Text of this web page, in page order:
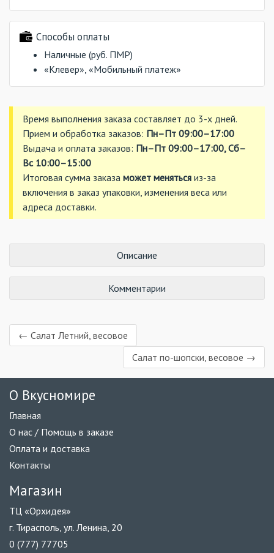
Способы оплаты
Наличные (руб. ПМР)
«Клевер», «Мобильный платеж»
Время выполнения заказа составляет до 3-х дней.
Прием и обработка заказов: Пн–Пт 09:00–17:00
Выдача и оплата заказов: Пн–Пт 09:00–17:00, Сб–
Вс 10:00–15:00
Итоговая сумма заказа может меняться из-за
включения в заказ упаковки, изменения веса или
адреса доставки.
Описание
Комментарии
← Салат Летний, весовое
Салат по-шопски, весовое →
О Вкусномире
Главная
О нас / Помощь в заказе
Оплата и доставка
Контакты
Магазин
ТЦ «Орхидея»
г. Тирасполь, ул. Ленина, 20
0 (777) 77705